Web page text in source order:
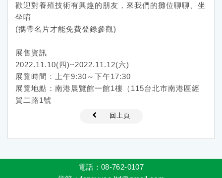
歡迎對養殖技術有興趣的朋友，來我們的攤位聊聊、坐
坐唷
(攜帶名片才能免費登錄參觀)
展售資訊
2022.11.10(四)~2022.11.12(六)
展覽時間：上午9:30～下午17:30
展覽地點：南港展覽館一館1樓（115台北市南港區經
貿二路1號
回上頁
電話：08-762-0107